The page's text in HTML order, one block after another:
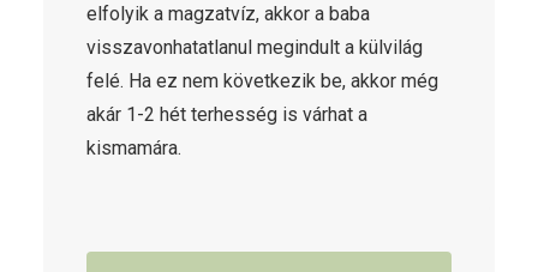
elfolyik a magzatvíz, akkor a baba
visszavonhatatlanul megindult a külvilág
felé. Ha ez nem következik be, akkor még
akár 1-2 hét terhesség is várhat a
kismamára.